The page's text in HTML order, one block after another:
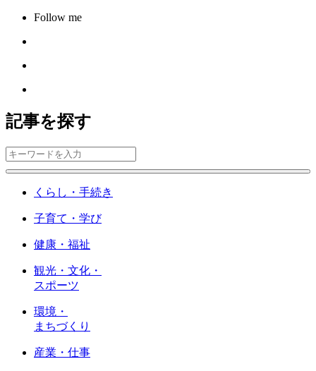
Follow me
記事を探す
くらし・手続き
子育て・学び
健康・福祉
観光・文化・
スポーツ
環境・
まちづくり
産業・仕事